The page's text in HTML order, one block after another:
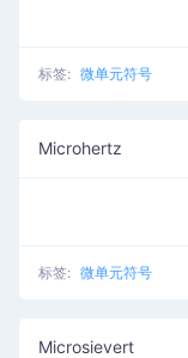
标签: 微单元符号
Microhertz
标签: 微单元符号
Microsievert